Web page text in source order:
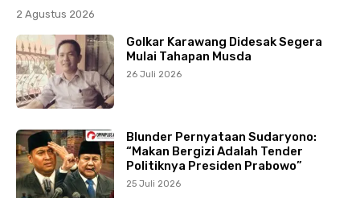
2 Agustus 2026
Golkar Karawang Didesak Segera
Mulai Tahapan Musda
26 Juli 2026
Blunder Pernyataan Sudaryono:
“Makan Bergizi Adalah Tender
Politiknya Presiden Prabowo”
25 Juli 2026